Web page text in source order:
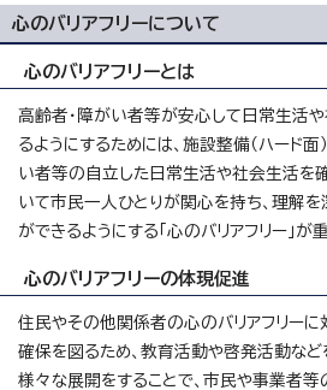
心のバリアフリーについて
心のバリアフリーとは
高齢者・障がい者等が安心して日常生活
るようにするためには、施設整備（ハード面
い者等の自立した日常生活や社会生活を
いて市民一人ひとりが関心を持ち、理解を
ができるようにする「心のバリアフリー」が
心のバリアフリーの体現促進
住民やその他関係者の心のバリアフリー
確保を図るため、教育活動や啓発活動など
様々な展開をすることで、市民や事業者等